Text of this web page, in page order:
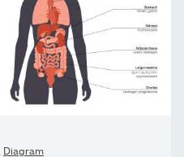
Diagram